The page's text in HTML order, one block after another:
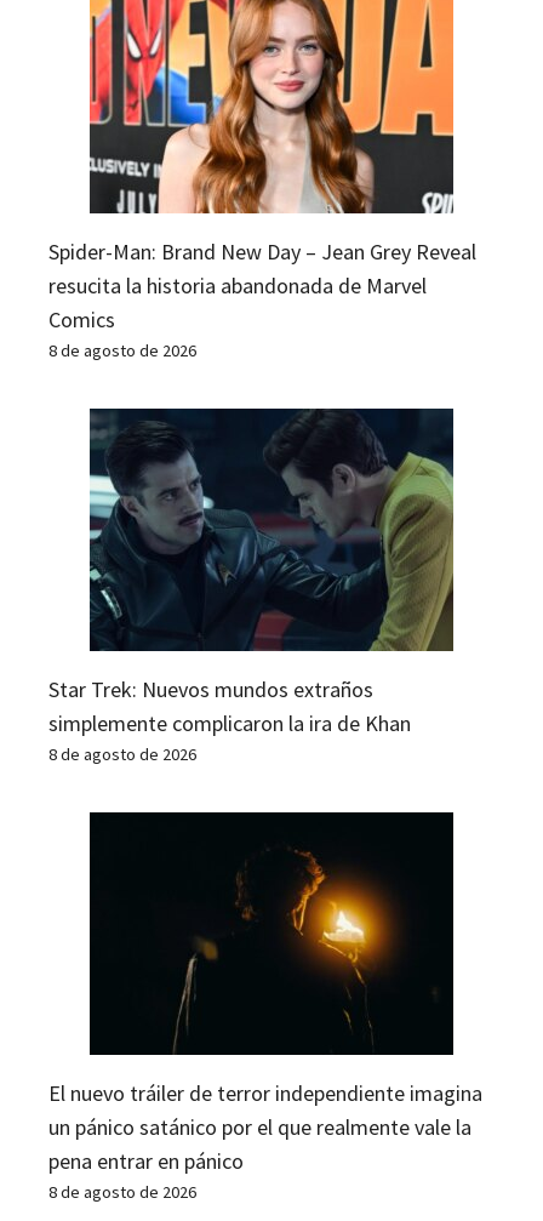
Spider-Man: Brand New Day – Jean Grey Reveal
resucita la historia abandonada de Marvel
Comics
8 de agosto de 2026
Star Trek: Nuevos mundos extraños
simplemente complicaron la ira de Khan
8 de agosto de 2026
El nuevo tráiler de terror independiente imagina
un pánico satánico por el que realmente vale la
pena entrar en pánico
8 de agosto de 2026